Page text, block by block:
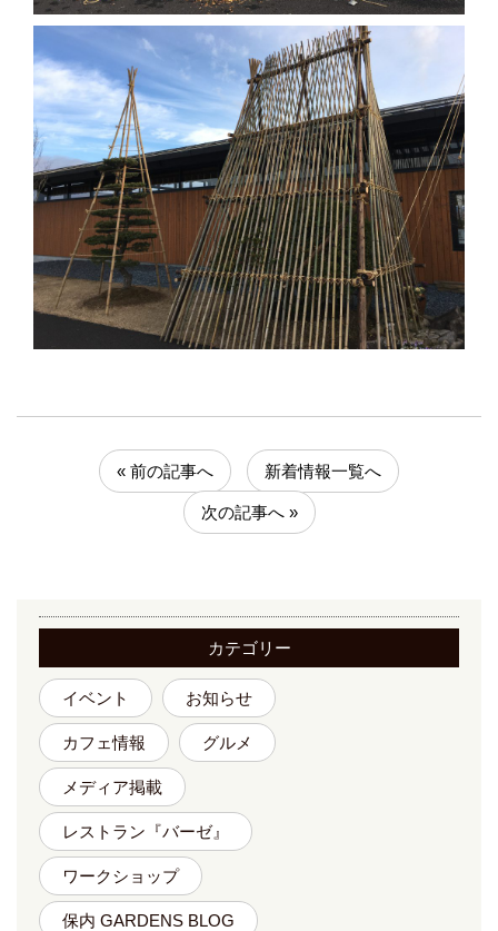
« 前の記事へ 新着情報一覧へ
次の記事へ »
カテゴリー
イベント お知らせ
カフェ情報 グルメ
メディア掲載
レストラン『バーゼ』
ワークショップ
保内 GARDENS BLOG